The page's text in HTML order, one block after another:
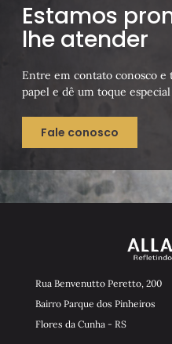
Estamos
lhe atender
Entre em contato conosco e
papel e dê um toque
Fale conosco
Rua Benvenutto Peretto, 200
Bairro Parque dos Pinheiros
Flores da Cunha - RS